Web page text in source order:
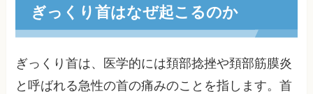
ぎっくり首はなぜ起こるのか
ぎっくり首は、医学的には頚部捻挫や頚部筋膜炎
と呼ばれる急性の首の痛みのことを指します。首